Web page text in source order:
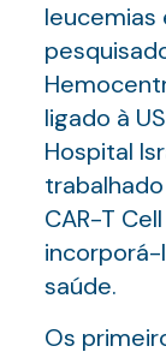
leucemias
ligado à
Hospital
CAR-T
saúde.
Os